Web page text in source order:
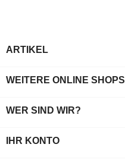
ARTIKEL
WEITERE ONLINE SHOPS
WER SIND WIR?
IHR KONTO